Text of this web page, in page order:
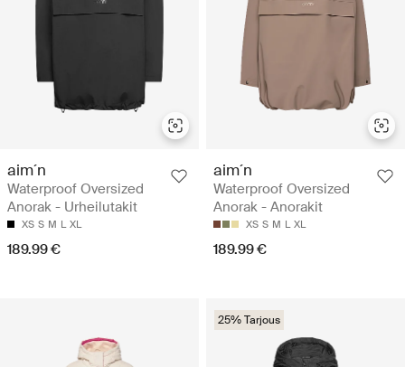
aim´n
Waterproof Oversized
Anorak - Urheilutakit
XS S M L XL
189.99 €
aim´n
Waterproof Oversized
Anorak - Anorakit
XS S M L XL
189.99 €
25% Tarjous